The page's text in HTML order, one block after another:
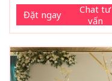
Đặt ngay
Chat tư
vấn